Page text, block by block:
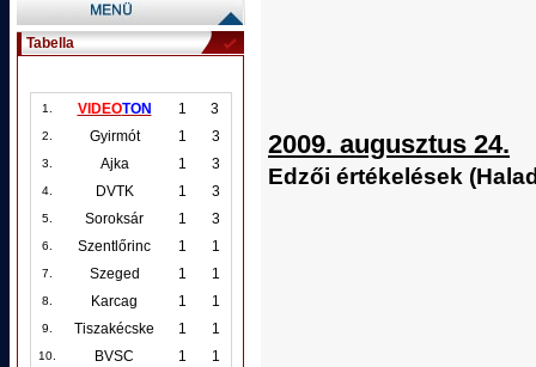
Tabella
1. VIDEOTON 1 3
2. Gyirmót 1 3
3. Ajka 1 3
4. DVTK 1 3
5. Soroksár 1 3
6. Szentlőrinc 1 1
7. Szeged 1 1
8. Karcag 1 1
9. Tiszakécske 1 1
10. BVSC 1 1
2009. augusztus 24.
Edzői értékelések